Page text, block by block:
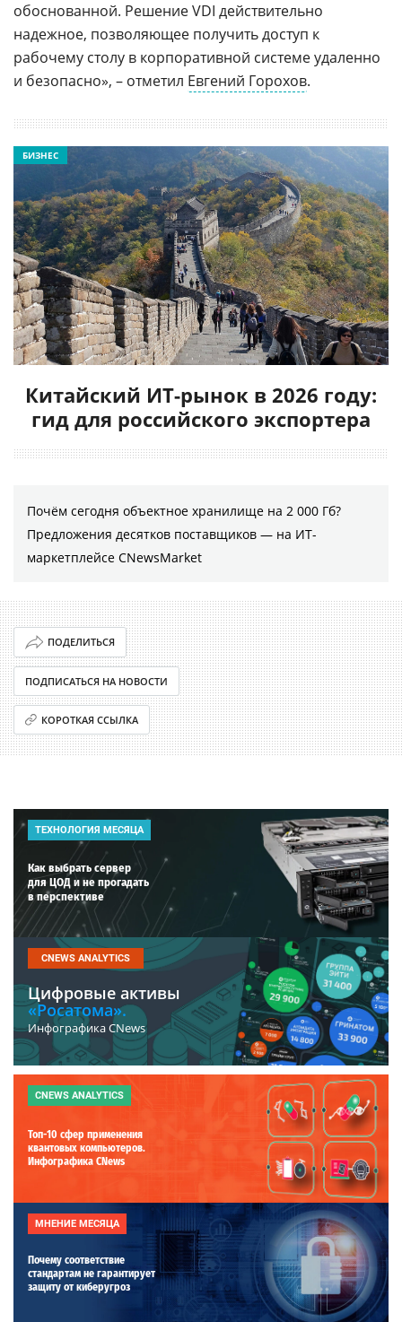
обоснованной. Решение VDI действительно
надежное, позволяющее получить доступ к
рабочему столу в корпоративной системе удаленно
и безопасно», – отметил Евгений Горохов.
Китайский ИТ-рынок в 2026 году:
гид для российского экспортера
БИЗНЕС
Почём сегодня объектное хранилище на 2 000 Гб?
Предложения десятков поставщиков ― на ИТ-
маркетплейсе CNewsMarket
ПОДЕЛИТЬСЯ
ПОДПИСАТЬСЯ НА НОВОСТИ
КОРОТКАЯ ССЫЛКА
ТЕХНОЛОГИЯ МЕСЯЦА
Как выбрать сервер
для ЦОД и не прогадать
в перспективе
CNEWS ANALYTICS
Цифровые активы
«Росатома».
Инфографика CNews
CNEWS ANALYTICS
Топ-10 сфер применения
квантовых компьютеров.
Инфографика CNews
МНЕНИЕ МЕСЯЦА
Почему соответствие
стандартам не гарантирует
защиту от киберугроз